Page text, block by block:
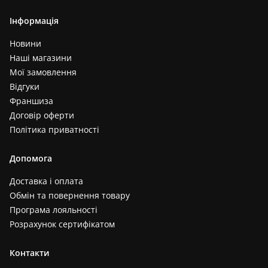
Інформація
Новини
Наші магазини
Мої замовлення
Відгуки
Франшиза
Договір оферти
Політика приватності
Допомога
Доставка і оплата
Обмін та повернення товару
Програма лояльності
Розрахунок сертифікатом
Контакти